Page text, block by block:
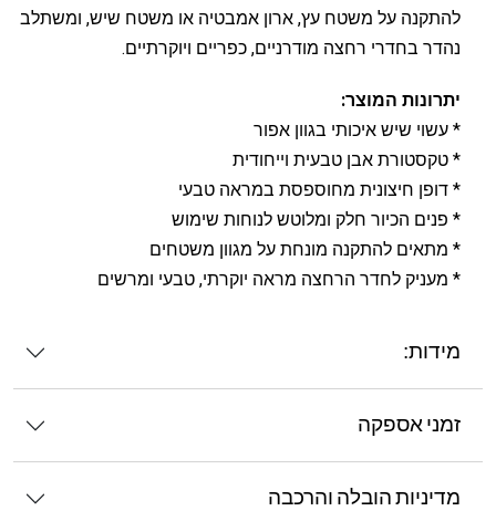
להתקנה על משטח עץ, ארון אמבטיה או משטח שיש, ומשתלב
נהדר בחדרי רחצה מודרניים, כפריים ויוקרתיים.
יתרונות המוצר:
* עשוי שיש איכותי בגוון אפור
* טקסטורת אבן טבעית וייחודית
* דופן חיצונית מחוספסת במראה טבעי
* פנים הכיור חלק ומלוטש לנוחות שימוש
* מתאים להתקנה מונחת על מגוון משטחים
* מעניק לחדר הרחצה מראה יוקרתי, טבעי ומרשים
מידות:
זמני אספקה
מדיניות הובלה והרכבה